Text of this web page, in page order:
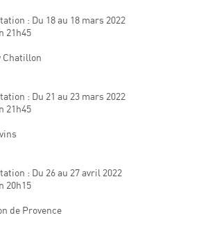
: Du 18 au 18 mars 2022
21h45
Chatillon
: Du 21 au 23 mars 2022
21h45
: Du 26 au 27 avril 2022
20h15
de Provence